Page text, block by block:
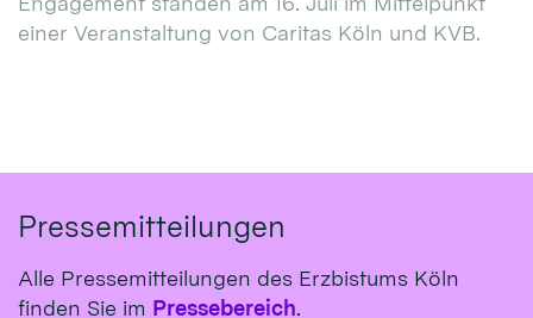
einer Veranstaltung von Caritas Köln und KVB.
Pressemitteilungen
Alle Pressemitteilungen des Erzbistums Köln
finden Sie im Pressebereich.